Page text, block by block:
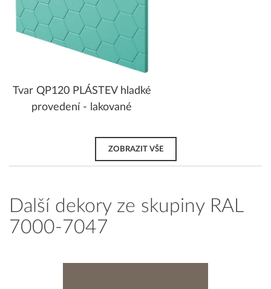
Tvar QP120 PLÁSTEV hladké
provedení - lakované
ZOBRAZIT VŠE
Další dekory ze skupiny RAL
7000-7047